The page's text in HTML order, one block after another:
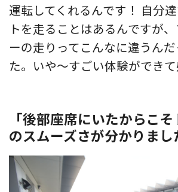
運転してくれるんです！ 自分
トを走ることはあるんですが
ーの走りってこんなに違うん
た。いや〜すごい体験ができて
「後部座席にいたからこ
のスムーズさが分かりまし